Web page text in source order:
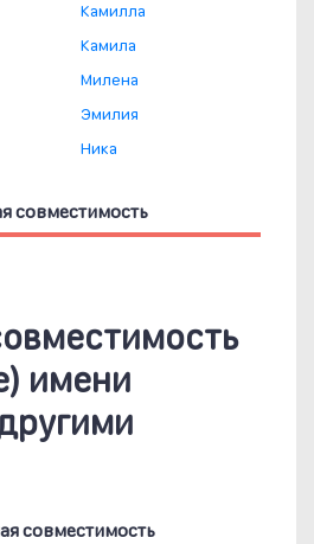
Камилла
Камила
Милена
Эмилия
Ника
совместимость
имени
совместимость